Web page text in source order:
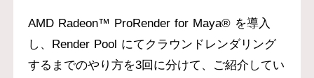
AMD Radeon™ ProRender for Maya® を導入
し、Render Pool にてクラウンドレンダリング
するまでのやり方を3回に分けて、ご紹介してい